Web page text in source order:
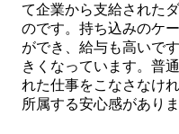
て企業から支給された
のです。持ち込みのケ
ができ、給与も高いで
きくなっています。普
れた仕事をこなさなけ
所属する安心感がありま